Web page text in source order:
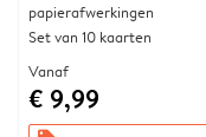
papierafwerkingen
Set van 10 kaarten
Vanaf
€ 9,99